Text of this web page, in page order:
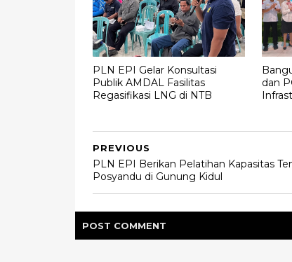
PLN EPI Gelar Konsultasi
Publik AMDAL Fasilitas
Regasifikasi LNG di NTB
dan
PREVIOUS
PLN EPI Berikan Pelatihan Kapasitas
Posyandu di Gunung Kidul
POST COMMENT